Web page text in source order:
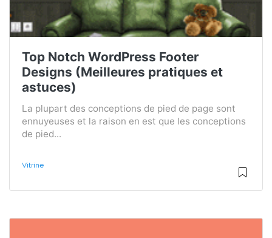
Top Notch WordPress Footer
Designs (Meilleures pratiques et
astuces)
La plupart des conceptions de pied de page sont
ennuyeuses et la raison en est que les conceptions
de pied...
Vitrine